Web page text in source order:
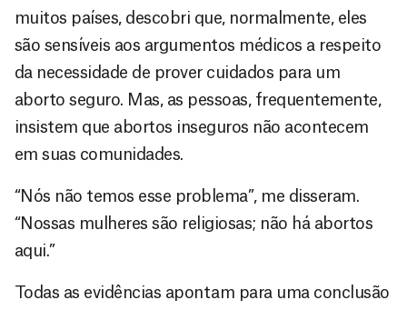
muitos países, descobri que, normalmente, eles
são sensíveis aos argumentos médicos a respeito
da necessidade de prover cuidados para um
aborto seguro. Mas, as pessoas, frequentemente,
insistem que abortos inseguros não acontecem
em suas comunidades.
“Nós não temos esse problema”, me disseram.
“Nossas mulheres são religiosas; não há abortos
aqui.”
Todas as evidências apontam para uma conclusão